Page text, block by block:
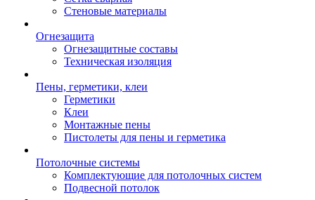
Стеновые материалы
Огнезащита
Огнезащитные составы
Техническая изоляция
Пены, герметики, клеи
Герметики
Клеи
Монтажные пены
Пистолеты для пены и герметика
Потолочные системы
Комплектующие для потолочных систем
Подвесной потолок